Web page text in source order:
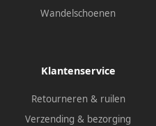
Wandelschoenen
Klantenservice
Retourneren & ruilen
Verzending & bezorging